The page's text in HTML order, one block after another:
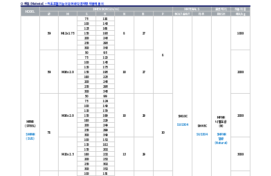
⊙ 재질 (Material) •각도조절기능이 있어 바닥경사면 사용에 용이
MODEL
DIMENSIONS(m/m) MATERIALS 표면처리
허용하중
Ø
M S H N B P BOLT&NUT 하부 FINSH 4EA/kg
MFNR
(STEEL)
SMFNR
(SUS)
59 M12x1.75
75 118
8 27
8
SM10C
SUS304
SM45C
SUS304
MFNR
니켈도금
(Ni)
SMFNR
일반
(Natural)
1000
100
143
125
168
150
193
200
243
250
293
300
343
59 M16x2.0
50 95
10 27 2000
75
120
100
145
130
175
150
195
180
225
200
245
250
295
300
345
78
M16x2.0
50 99
10 29
10
2000
75
124
100
149
130
179
150
199
180
229
200
249
250
299
300
349
M20x2.5
100 152
13 29 3000
130
182
150
202
180
232
200
252
250
302
300
352
100 158